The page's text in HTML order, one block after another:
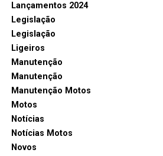
Lançamentos 2024
Legislação
Legislação
Ligeiros
Manutenção
Manutenção
Manutenção Motos
Motos
Notícias
Notícias Motos
Novos